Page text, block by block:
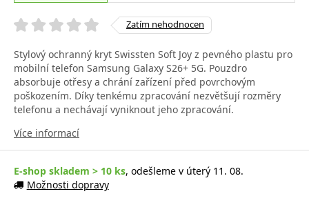
Zatím nehodnocen
Stylový ochranný kryt Swissten Soft Joy z pevného plastu pro
mobilní telefon Samsung Galaxy S26+ 5G. Pouzdro
absorbuje otřesy a chrání zařízení před povrchovým
poškozením. Díky tenkému zpracování nezvětšují rozměry
telefonu a nechávají vyniknout jeho zpracování.
Více informací
E-shop skladem > 10 ks, odešleme v úterý 11. 08.
Možnosti dopravy